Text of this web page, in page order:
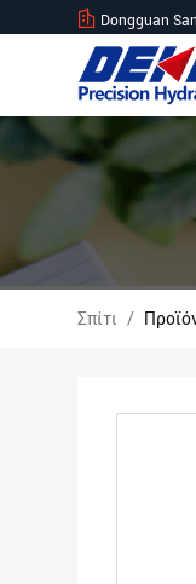
Dongguan
Σπίτι /